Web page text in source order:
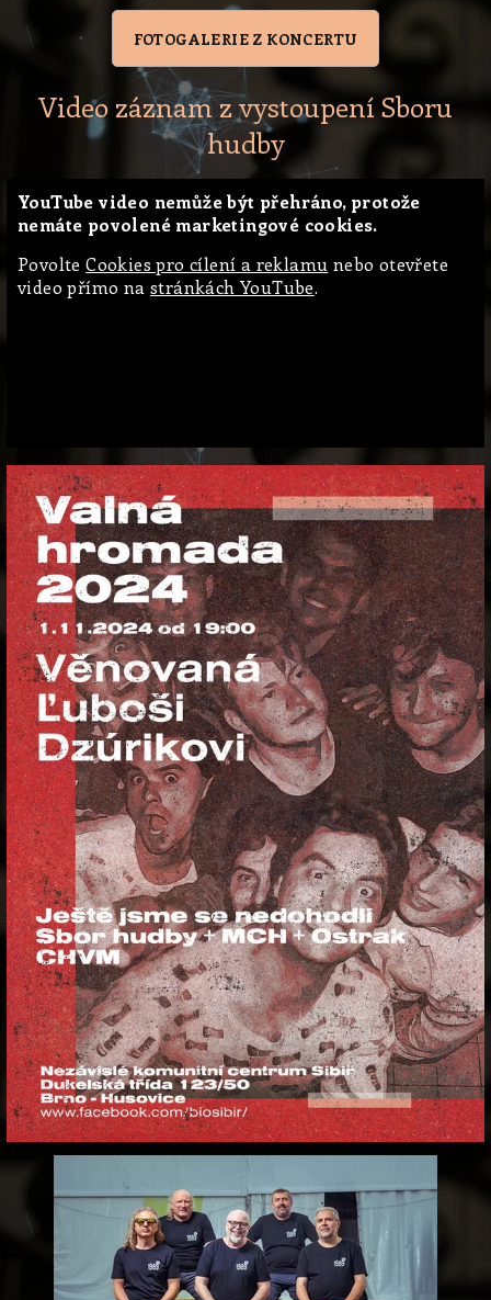
FOTOGALERIE Z KONCERTU
Video záznam z vystoupení Sboru
hudby
YouTube video nemůže být přehráno, protože
nemáte povolené marketingové cookies.
PovolteCookies pro cílení a reklamu nebo otevřete
video přímo nastránkách YouTube.